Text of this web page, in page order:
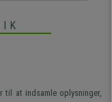
til at indsamle oplysninger,